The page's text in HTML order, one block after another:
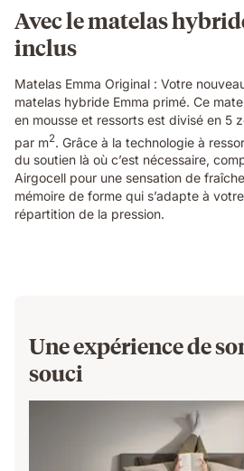
Avec le matelas
inclus
Matelas Emma Original : Votre
matelas hybride Emma primé. Ce
en mousse et ressorts est divisé en 5
par m2. Grâce à la technologie à
du soutien là où c’est nécessaire,
Airgocell pour une sensation de
mémoire de forme qui s’adapte à
répartition de la pression.
Une expérience de
souci